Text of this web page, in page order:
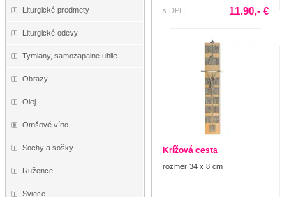
Liturgické predmety
Liturgické odevy
Tymiany, samozapalne uhlie
Obrazy
Olej
Omšové víno
Sochy a sošky
Ružence
Sviece
s DPH
11.90,- €
Krížová cesta
rozmer 34 x 8 cm